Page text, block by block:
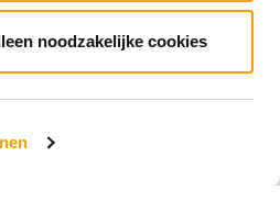
noodzakelijke cookies